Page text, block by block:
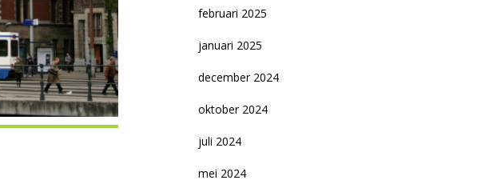
februari 2025
januari 2025
december 2024
oktober 2024
juli 2024
mei 2024